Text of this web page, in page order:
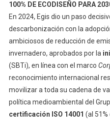
100% DE ECODISEÑO PARA
En 2024, Egis dio un paso
descarbonización con la
ambiciosos de reducción de
invernadero, aprobados por la
(SBTi), en línea con el marco
reconocimiento internacional
movilizar a toda su cadena de
política medioambiental del
certificación ISO 14001 (al 51%